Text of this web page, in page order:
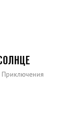
Приключения